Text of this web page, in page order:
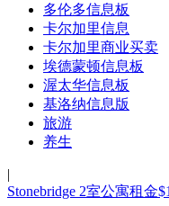
多伦多信息板
卡尔加里信息
卡尔加里商业买卖
埃德蒙顿信息板
渥太华信息板
基洛纳信息版
旅游
养生
|
Stonebridge 2室公寓租金